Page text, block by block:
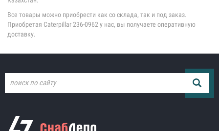
Все товары можно приобрести как со склада, так и под заказ.
Приобретая Caterpillar 236-0962 у нас, вы получаете оперативную
доставку.